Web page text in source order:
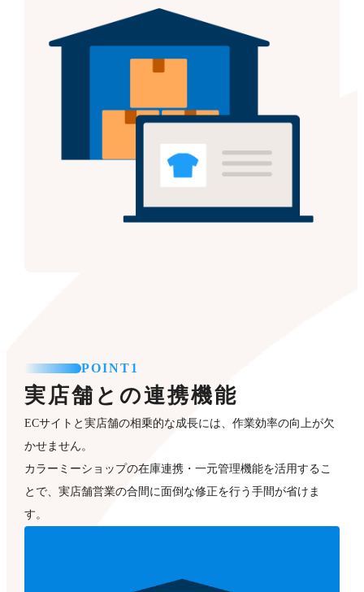
POINT1
実店舗との連携機能
ECサイトと実店舗の相乗的な成長には、作業効率の向上が欠
かせません。
カラーミーショップの在庫連携・一元管理機能を活用するこ
とで、実店舗営業の合間に面倒な修正を行う手間が省けま
す。